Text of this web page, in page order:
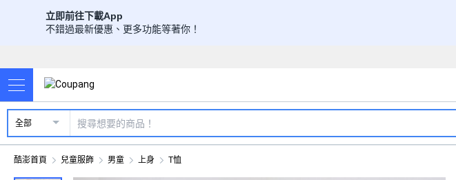
立即前往下載App
不錯過最新優惠、更多功能等著你！
全部
酷澎首頁 兒童服飾 男童 上身 T恤